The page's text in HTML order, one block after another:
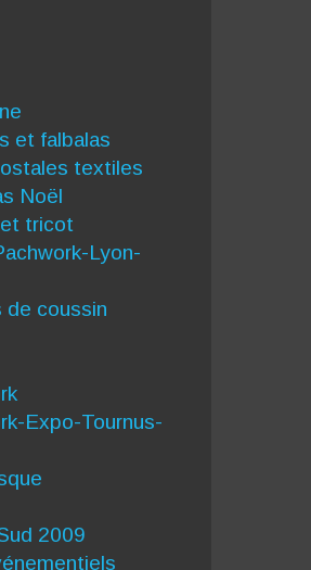
et falbalas
textiles
Noël
tricot
Lyon-
de coussin
Expo-Tournus-
2009